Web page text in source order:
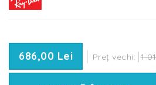
686,00 Lei Preț vechi: 1